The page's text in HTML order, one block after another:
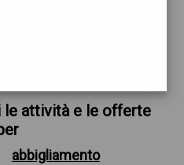
le attività e le offerte
abbigliamento